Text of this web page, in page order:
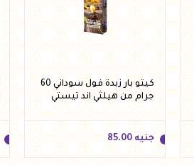
كيتو بار زبدة فول سوداني 60
جرام من هيلثي اند تيستي
جنيه 85.00